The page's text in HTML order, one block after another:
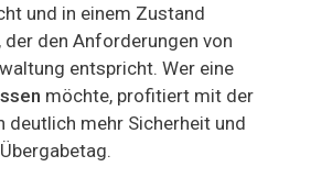
und in einem Zustand
der den Anforderungen von
entspricht. Wer eine
möchte, profitiert mit der
deutlich mehr Sicherheit und